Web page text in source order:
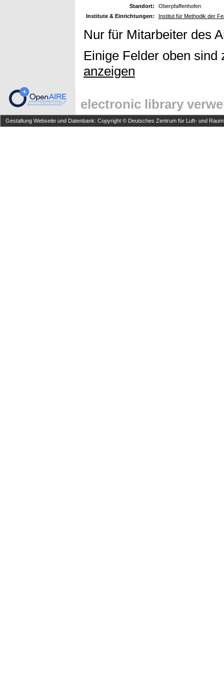
Standort:
Oberpfaffenhofen
Institute & Einrichtungen:
Institut für Methodik der
Nur für Mitarbeiter des
Einige Felder oben
anzeigen
electronic library
Gestaltung Webseite und Datenbank: Copyright © Deutsches Zentrum für Luft- und